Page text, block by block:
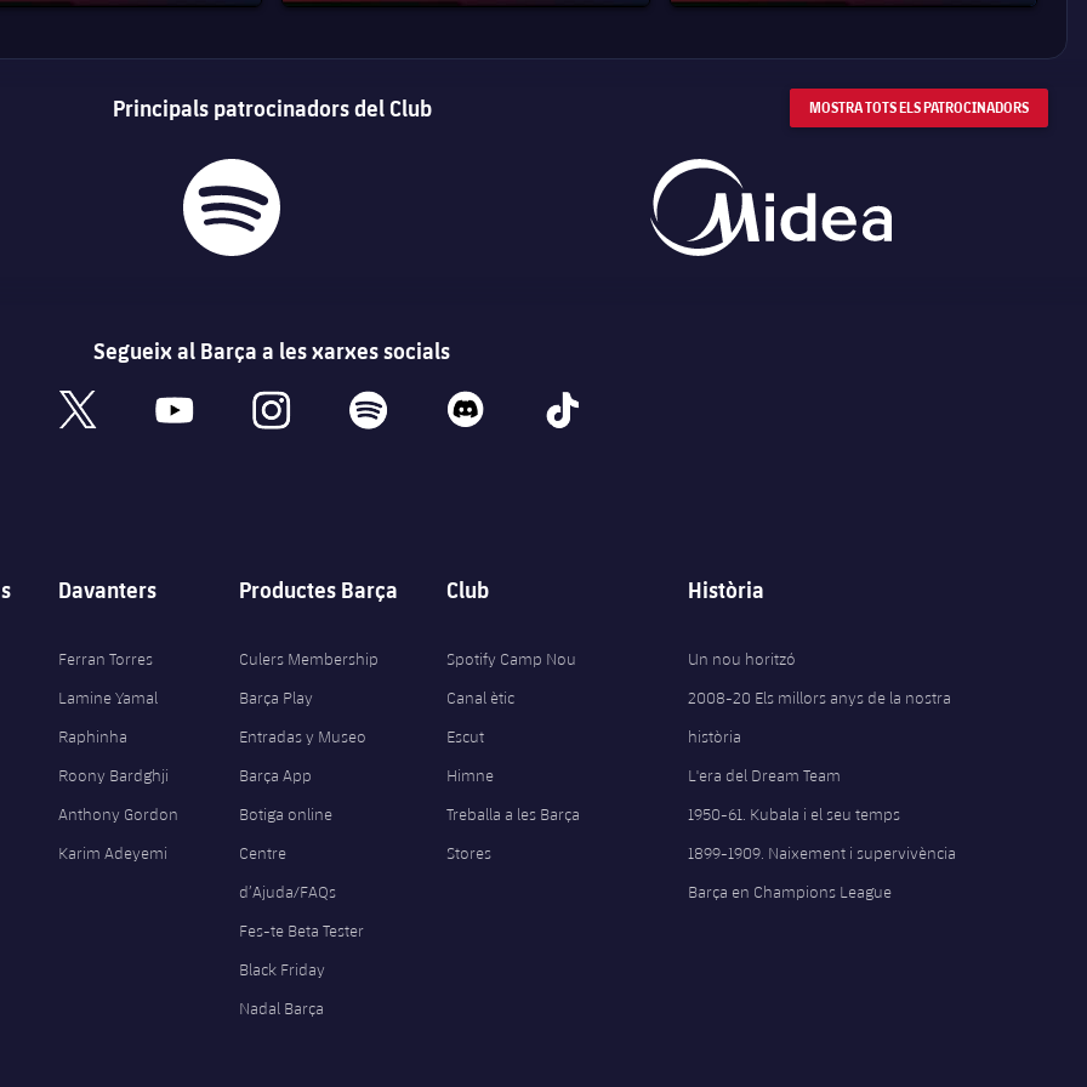
Principals patrocinadors del Club MOSTRA TOTS ELS PATROCINADORS
Segueix al Barça a les xarxes socials
x youtube instagram spotify discord tiktok
Davanters
Ferran Torres
Lamine Yamal
Raphinha
Roony Bardghji
Anthony Gordon
Karim Adeyemi
Productes Barça
Culers Membership
Barça Play
Entradas y Museo
Barça App
Botiga online
Centre
d’Ajuda/FAQs
Fes-te Beta Tester
Black Friday
Nadal Barça
Club
Spotify Camp Nou
Canal ètic
Escut
Himne
Treballa a les Barça
Stores
Història
Un nou horitzó
2008-20 Els millors anys de la nostra
història
L'era del Dream Team
1950-61. Kubala i el seu temps
1899-1909. Naixement i supervivència
Barça en Champions League